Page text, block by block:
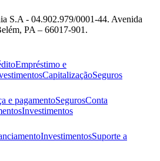
S.A - 04.902.979/0001‐44. Avenida
PA – 66017-901.
Empréstimo e
CapitalizaçãoSeguros
e pagamentoSegurosConta
Investimentos
InvestimentosSuporte a